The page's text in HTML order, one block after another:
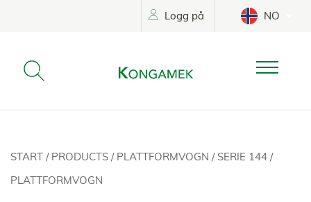
Logg på NO
START / PRODUCTS / PLATTFORMVOGN / SERIE 144 /
PLATTFORMVOGN